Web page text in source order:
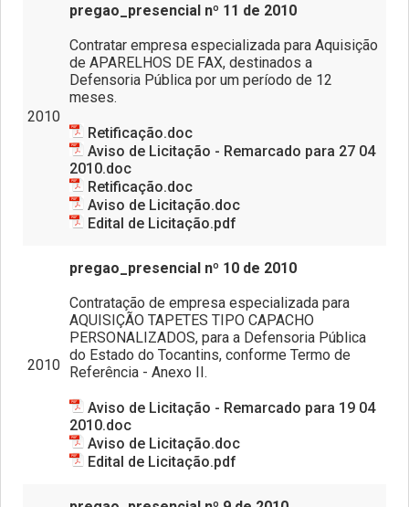
2010
pregao_presencial nº 11 de 2010
Contratar empresa especializada para Aquisição
de APARELHOS DE FAX, destinados a
Defensoria Pública por um período de 12
meses.
Retificação.doc
Aviso de Licitação - Remarcado para 27 04
2010.doc
Retificação.doc
Aviso de Licitação.doc
Edital de Licitação.pdf
2010
pregao_presencial nº 10 de 2010
Contratação de empresa especializada para
AQUISIÇÃO TAPETES TIPO CAPACHO
PERSONALIZADOS, para a Defensoria Pública
do Estado do Tocantins, conforme Termo de
Referência - Anexo II.
Aviso de Licitação - Remarcado para 19 04
2010.doc
Aviso de Licitação.doc
Edital de Licitação.pdf